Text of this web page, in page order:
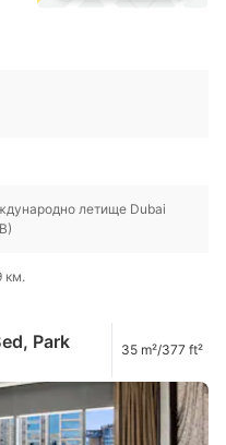
летище Dubai
км.
Park
35 m²/377 ft²